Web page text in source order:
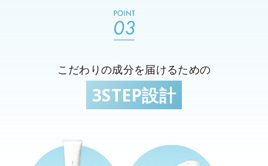
こだわりの成分を届けるための
3STEP設計